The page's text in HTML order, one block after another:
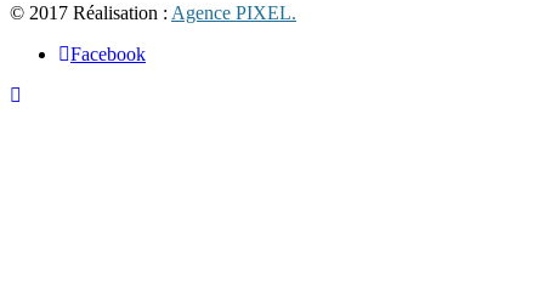
© 2017 Réalisation : Agence PIXEL.
Facebook